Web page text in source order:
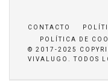
CONTACTO
POLÍTICA DE
© 2017-2025
VIVALUGO. TODOS